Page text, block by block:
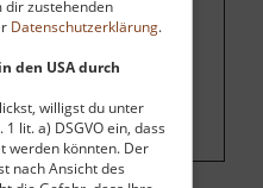
dir zustehenden
Datenschutzerklärung.
den USA durch
willigst du unter
lit. a) DSGVO ein, dass
werden könnten. Der
nach Ansicht des
Cookie-
ändern.